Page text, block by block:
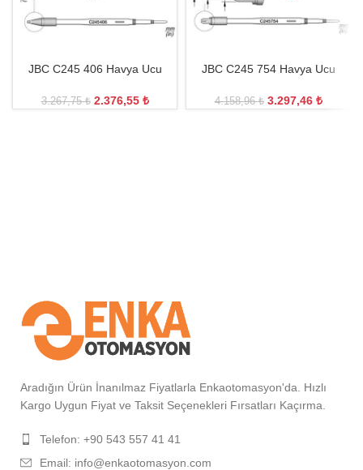
JBC C245 406 Havya Ucu
3.267,75₺ 2.376,55 ₺
JBC C245 754 Havya Ucu
4.158,96₺ 3.297,46 ₺
Aradığın Ürün İnanılmaz Fiyatlarla Enkaotomasyon'da. Hızlı
Kargo Uygun Fiyat ve Taksit Seçenekleri Fırsatları Kaçırma.
Telefon: +90 543 557 41 41
Email: info@enkaotomasyon.com